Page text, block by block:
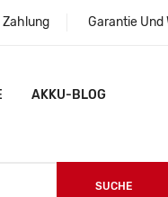
Zahlung Garantie
AKKU-BLOG
SUCHE